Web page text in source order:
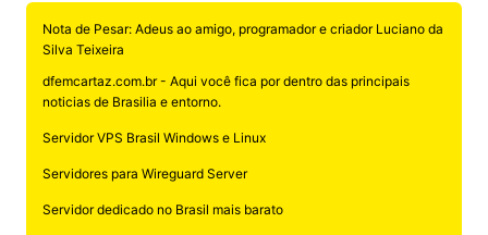
Nota de Pesar: Adeus ao amigo, programador e criador Luciano da
Silva Teixeira
dfemcartaz.com.br - Aqui você fica por dentro das principais
noticias de Brasilia e entorno.
Servidor VPS Brasil Windows e Linux
Servidores para Wireguard Server
Servidor dedicado no Brasil mais barato